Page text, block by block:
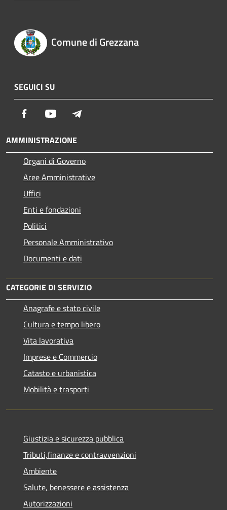
Comune di Grezzana
SEGUICI SU
Facebook Youtube
AMMINISTRAZIONE
Organi di Governo
Aree Amministrative
Uffici
Enti e fondazioni
Politici
Personale Amministrativo
Documenti e dati
CATEGORIE DI SERVIZIO
Anagrafe e stato civile
Cultura e tempo libero
Vita lavorativa
Imprese e Commercio
Catasto e urbanistica
Mobilità e trasporti
Giustizia e sicurezza pubblica
Tributi,finanze e contravvenzioni
Ambiente
Salute, benessere e assistenza
Autorizzazioni